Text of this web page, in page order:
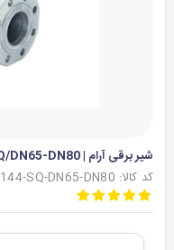
شیر برقی آرام | SET144/SQ/DN65-DN80
کد کالا: SET144-SQ-DN65-DN80